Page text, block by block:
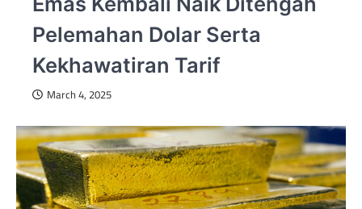
Pelemahan Dolar Serta
Kekhawatiran Tarif
March 4, 2025